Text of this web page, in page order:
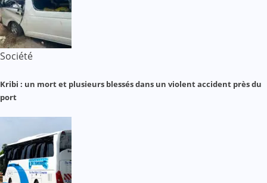
Société
Kribi : un mort et plusieurs blessés dans un violent accident près du
port